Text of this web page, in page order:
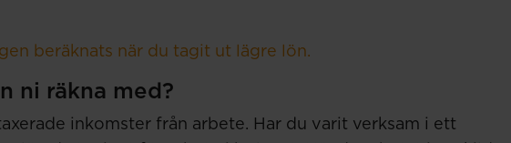
beräknats när du tagit ut lägre lön.
ni räkna med?
inkomster från arbete. Har du varit verksam i ett